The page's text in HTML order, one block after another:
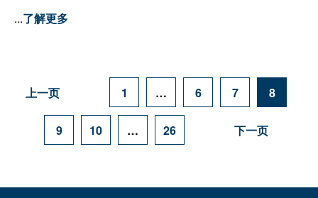
...了解更多
上一页 1 … 6 7 8
9 10 … 26 下一页